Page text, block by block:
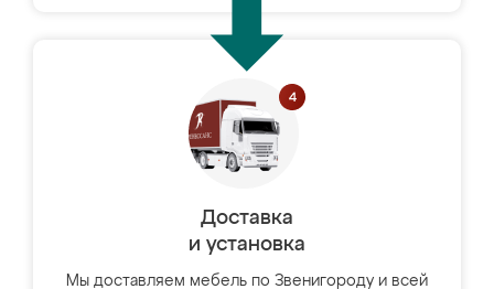
Доставка
и установка
Мы доставляем мебель по Звенигороду и всей